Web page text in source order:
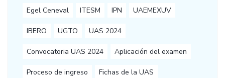
Egel Ceneval ITESM IPN UAEMEXUV
IBERO UGTO UAS 2024
Convocatoria UAS 2024 Aplicación del examen
Proceso de ingreso Fichas de la UAS